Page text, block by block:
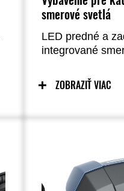
smerové svetlá
LED predné a
integrované
ZOBRAZIŤ VIAC